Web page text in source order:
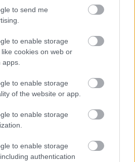
to send me
to enable storage
cookies on web or
to enable storage
of the website or app.
to enable storage
to enable storage
authentication
noche...
Clan’ llega a El Provencio con los
infantiles más populares...